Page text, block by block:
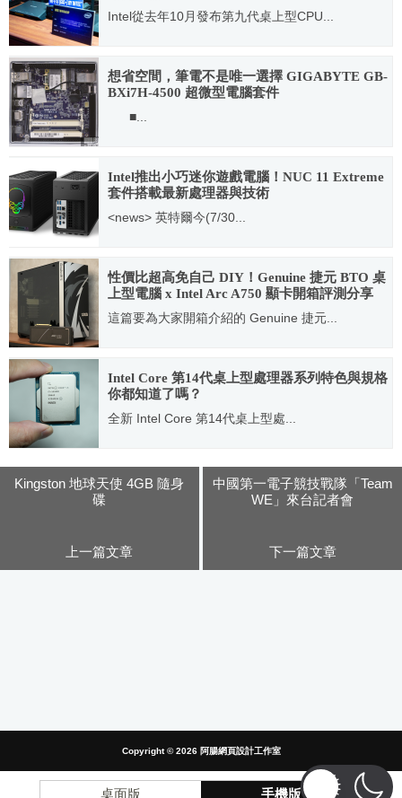
Intel從去年10月發布第九代桌上型CPU...
2019.04.24
想省空間，筆電不是唯一選擇 GIGABYTE GB-
BXi7H-4500 超微型電腦套件
■...
Intel推出小巧迷你遊戲電腦！NUC 11 Extreme
套件搭載最新處理器與技術
<news> 英特爾今(7/30...
2021.07.30
性價比超高免自己 DIY！Genuine 捷元 BTO 桌
上型電腦 x Intel Arc A750 顯卡開箱評測分享
這篇要為大家開箱介紹的 Genuine 捷元...
2023.04.18
Intel Core 第14代桌上型處理器系列特色與規格
你都知道了嗎？
全新 Intel Core 第14代桌上型處...
Kingston 地球天使 4GB 隨身
碟
上一篇文章
中國第一電子競技戰隊「Team
WE」來台記者會
下一篇文章
Copyright © 2026 阿腸網頁設計工作室
桌面版 手機版